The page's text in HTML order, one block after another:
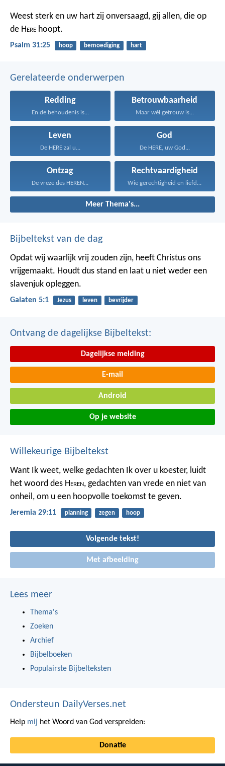
Weest sterk en uw hart zij onversaagd, gij allen, die op
de Here hoopt.
Psalm 31:25 hoop bemoediging hart
Gerelateerde onderwerpen
Redding
En de behoudenis is...
Betrouwbaarheid
Maar wèl getrouw is...
Leven
De HERE zal u...
God
De HERE, uw God...
Ontzag
De vreze des HEREN...
Rechtvaardigheid
Wie gerechtigheid en liefde...
Meer Thema's...
Bijbeltekst van de dag
Opdat wij waarlijk vrij zouden zijn, heeft Christus ons
vrijgemaakt. Houdt dus stand en laat u niet weder een
slavenjuk opleggen.
Galaten 5:1 Jezus leven bevrijder
Ontvang de dagelijkse Bijbeltekst:
Dagelijkse melding
E-mail
Android
Op je website
Willekeurige Bijbeltekst
Want Ik weet, welke gedachten Ik over u koester, luidt
het woord des Heren, gedachten van vrede en niet van
onheil, om u een hoopvolle toekomst te geven.
Jeremia 29:11 planning zegen hoop
Volgende tekst!
Met afbeelding
Lees meer
Thema's
Zoeken
Archief
Bijbelboeken
Populairste Bijbelteksten
Ondersteun DailyVerses.net
Help mij het Woord van God verspreiden:
Donatie